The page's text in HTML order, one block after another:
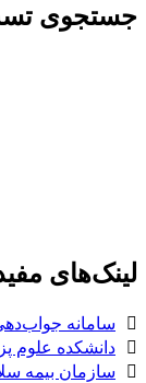
جستجوی
لینک‌های
سامانه
دانشکده علوم
سازمان بیمه